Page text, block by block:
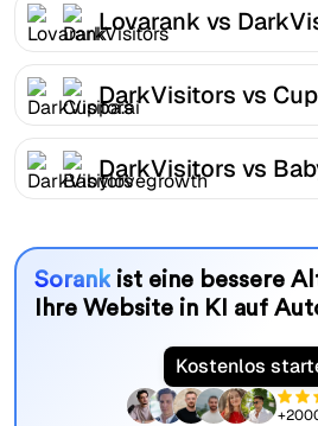
Lovarank vs
DarkVisitors vs
DarkVisitors vs
Sorankist eine bessere
Ihre Website in KI auf
Kostenlos